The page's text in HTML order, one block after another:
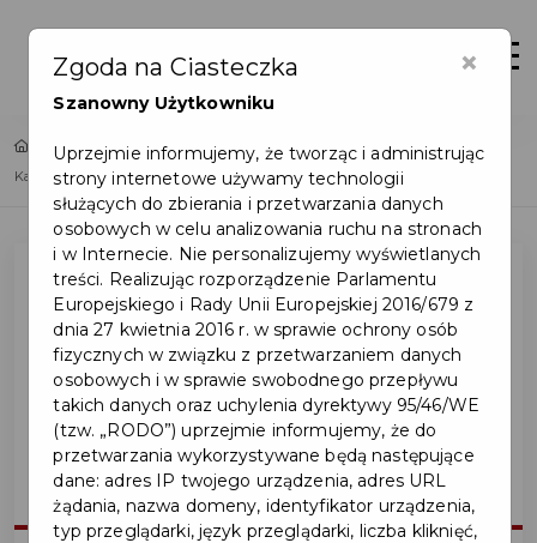
Zaloguj
Home
Lista aktualności
Karta Mieszkańca – zmiany w Pakiecie GPSZOK
×
Zgoda na Ciasteczka
Szanowny Użytkowniku
Uprzejmie informujemy, że tworząc i administrując
strony internetowe używamy technologii
służących do zbierania i przetwarzania danych
osobowych w celu analizowania ruchu na stronach
i w Internecie. Nie personalizujemy wyświetlanych
treści. Realizując rozporządzenie Parlamentu
Europejskiego i Rady Unii Europejskiej 2016/679 z
dnia 27 kwietnia 2016 r. w sprawie ochrony osób
fizycznych w związku z przetwarzaniem danych
osobowych i w sprawie swobodnego przepływu
takich danych oraz uchylenia dyrektywy 95/46/WE
(tzw. „RODO”) uprzejmie informujemy, że do
przetwarzania wykorzystywane będą następujące
dane: adres IP twojego urządzenia, adres URL
żądania, nazwa domeny, identyfikator urządzenia,
typ przeglądarki, język przeglądarki, liczba kliknięć,